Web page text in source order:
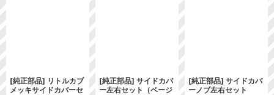
[純正部品] リトルカブ
メッキサイドカバーセ
[純正部品] サイドカバ
ー左右セット（ベージ
[純正部品] サイドカバ
ーノブ左右セット